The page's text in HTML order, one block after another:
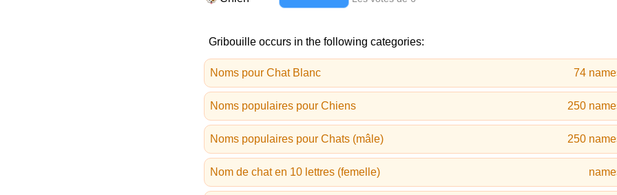
Gribouille occurs in the following categories:
Noms pour Chat Blanc 74
Noms populaires pour Chiens 250
Noms populaires pour Chats (mâle) 250
Nom de chat en 10 lettres (femelle)